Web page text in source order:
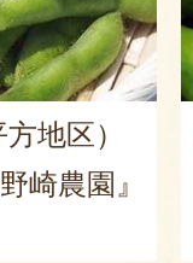
井農園』